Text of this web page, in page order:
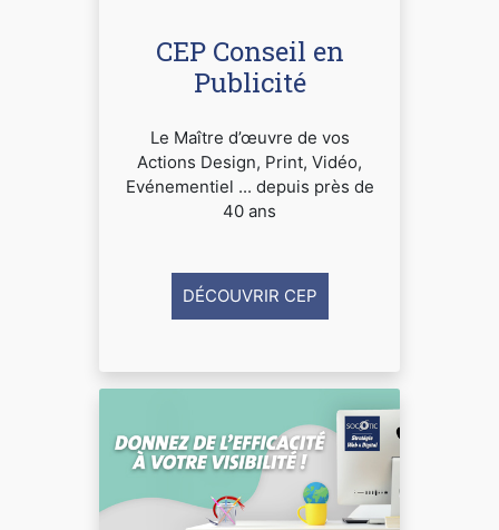
CEP Conseil en
Publicité
Le Maître d’œuvre de vos
Actions Design, Print, Vidéo,
Evénementiel ... depuis près de
40 ans
DÉCOUVRIR CEP